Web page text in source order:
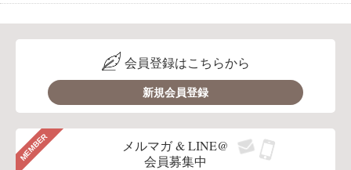
会員登録はこちらから
新規会員登録
MEMBER
メルマガ & LINE@
会員募集中